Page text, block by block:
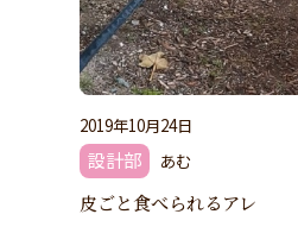
2019年10月24日
設計部 あむ
皮ごと食べられるアレ